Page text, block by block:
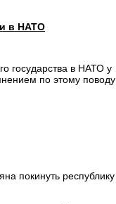
в НАТО
государства в НАТО у
по этому поводу
покинуть республику